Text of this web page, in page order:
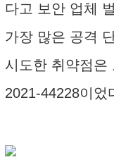
다고 보안 업체
가장 많은 공격
시도한 취약점은
2021-44228이었